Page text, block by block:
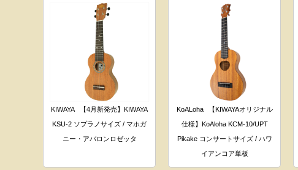
KIWAYA
【4月新発売】KIWAYA
KSU-2 ソプラノサイズ / マホガ
ニー・アバロンロゼッタ
KoALoha
【KIWAYAオリジナル
仕様】KoAloha KCM-10/UPT
Pikake コンサートサイズ / ハワ
イアンコア単板